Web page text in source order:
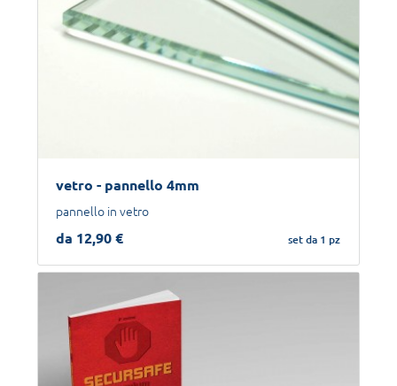
vetro - pannello 4mm
pannello in vetro
da 12,90 € set da 1 pz